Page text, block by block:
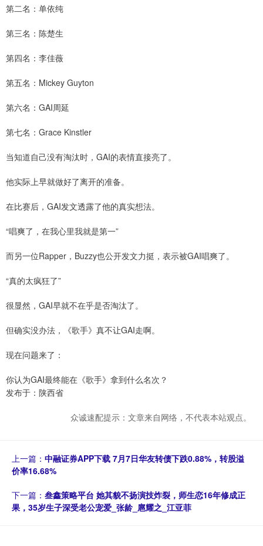
第二名：单依纯
第三名：陈楚生
第四名：李佳薇
第五名：Mickey Guyton
第六名：GAI周延
第七名：Grace Kinstler
当知道自己没有淘汰时，GAI的表情直接亮了。
他实际上早就做好了离开的准备。
在比赛后，GAI发文透露了他的真实想法。
“唱爽了，在我心里我就是第一”
而另一位Rapper，Buzzy也公开发文力挺，表示被GAI唱爽了。
“真的太疯狂了”
很显然，GAI早就不在乎是否淘汰了。
但确实没办法，《歌手》真不让GAI走啊。
现在问题来了：
你认为GAI最终能在《歌手》拿到什么名次？
发布于：陕西省
众诚速配提示：文章来自网络，不代表本站观点。
上一篇： 中融证券APP下载 7月7日华友转债下跌0.88%，转股溢
价率16.68%
下一篇： 叁鑫策略平台 她其貌不扬演技炸裂，师生恋16年修成正
果，35岁生子深受老公宠爱_张龄_扈耀之_江亚菲